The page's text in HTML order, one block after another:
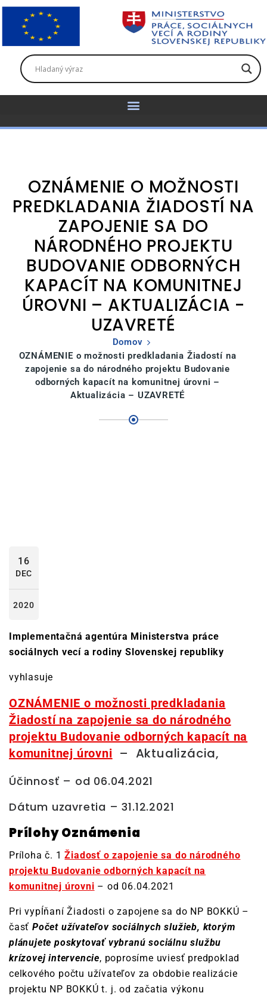
OZNÁMENIE O MOŽNOSTI
PREDKLADANIA ŽIADOSTÍ NA
ZAPOJENIE SA DO
NÁRODNÉHO PROJEKTU
BUDOVANIE ODBORNÝCH
KAPACÍT NA KOMUNITNEJ
ÚROVNI – AKTUALIZÁCIA -
UZAVRETÉ
Domov
OZNÁMENIE o možnosti predkladania Žiadostí na
zapojenie sa do národného projektu Budovanie
odborných kapacít na komunitnej úrovni –
Aktualizácia – UZAVRETÉ
16
DEC
2020
Implementačná agentúra Ministerstva práce
sociálnych vecí a rodiny Slovenskej republiky
vyhlasuje
OZNÁMENIE o možnosti predkladania
Žiadostí na zapojenie sa do národného
projektu Budovanie odborných kapacít na
komunitnej úrovni – Aktualizácia,
Účinnosť – od 06.04.2021
Dátum uzavretia – 31.12.2021
Prílohy Oznámenia
Príloha č. 1Žiadosť o zapojenie sa do národného
projektu Budovanie odborných kapacít na
komunitnej úrovni – od 06.04.2021
Pri vypĺňaní Žiadosti o zapojene sa do NP BOKKÚ –
časť Počet užívateľov sociálnych služieb, ktorým
plánujete poskytovať vybranú sociálnu službu
krízovej intervencie, poprosíme uviesť predpoklad
celkového počtu užívateľov za obdobie realizácie
projektu NP BOKKÚ t. j. od začatia výkonu